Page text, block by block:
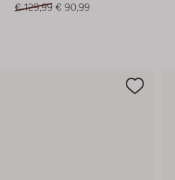
€ 129,99 € 90,99